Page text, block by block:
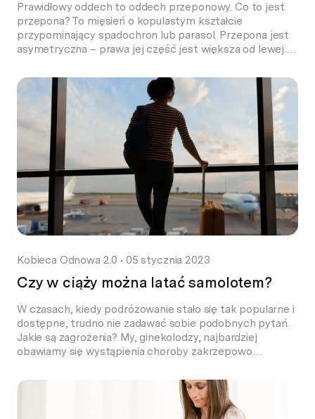
Prawidłowy oddech to oddech przeponowy. Co to jest
przepona? To mięsień o kopulastym kształcie
przypominający spadochron lub parasol. Przepona jest
asymetryczna – prawa jej część jest większa od lewej.
środkiem ścięgnistym przepony. Przepona oddziela jamę
klatki piersiowej od jamy brzucha. W momencie wdechu
środek ścięgnisty przepony obniża […]
Kobieca Odnowa 2.0 • 05 stycznia 2023
Czy w ciąży można latać samolotem?
W czasach, kiedy podróżowanie stało się tak popularne i
dostępne, trudno nie zadawać sobie podobnych pytań.
Jakie są zagrożenia? My, ginekolodzy, najbardziej
obawiamy się wystąpienia choroby zakrzepowo
z potencjalnie zwiększonym jej ryzykiem. Nie ma
wystarczających dowodów naukowych wykazujących
negatywny wpływ latania na powikłania w uprzednio […]